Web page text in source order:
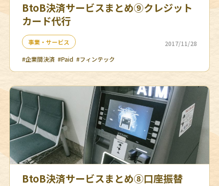
BtoB決済サービスまとめ➈クレジット
カード代行
事業・サービス
2017/11/28
#企業間決済 #Paid #フィンテック
BtoB決済サービスまとめ⑧口座振替